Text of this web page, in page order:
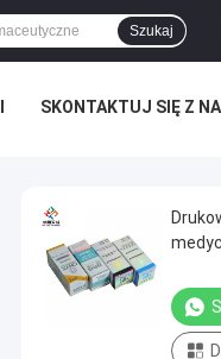
Szukaj
SKONTAKTUJ SIĘ Z